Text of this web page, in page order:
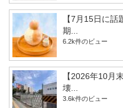
【7月15日に
期...
6.2k件のビュー
【2026年10月
壊...
3.6k件のビュー